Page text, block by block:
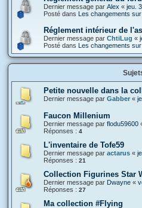
Dernier message par Alex « jeu.
Posté dans Les changements
Réglement intérieur de
Dernier message par ChtiLug «
Posté dans Les changements
Petite nouvelle dans la
Dernier message par Gabber «
Faucon Millenium
Dernier message par flodu59600
Réponses : 4
L'inventaire de Tofe59
Dernier message par actarus «
Réponses : 21
Collection Figurines Star
Dernier message par Dwayne «
Réponses : 27
Ma collection #Flying